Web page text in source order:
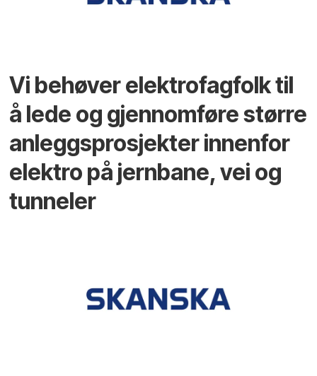
Vi behøver elektrofagfolk til
å lede og gjennomføre større
anleggsprosjekter innenfor
elektro på jernbane, vei og
tunneler